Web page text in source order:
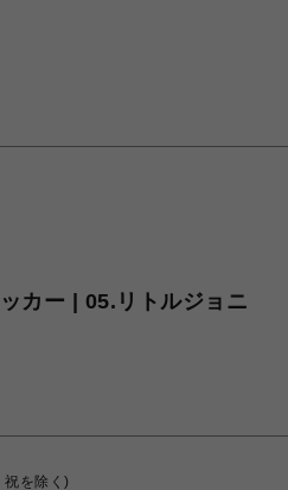
カー | 05.リトルジョニ
を除く)